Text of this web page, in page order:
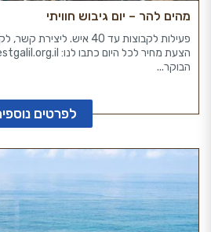
מהים להר – יום גיבוש חוויתי
פעילות לקבוצות עד 40 איש.
הבוקר...
לפרטים